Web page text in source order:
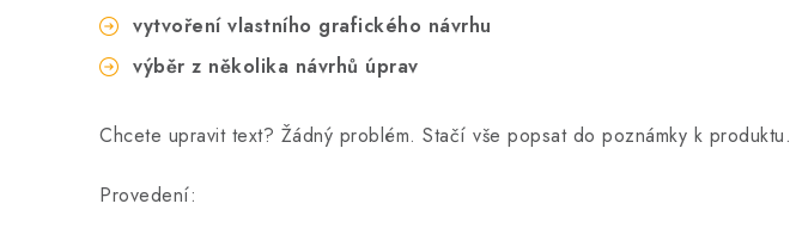
vytvoření vlastního grafického návrhu
výběr z několika návrhů úprav
Chcete upravit text? Žádný problém. Stačí vše popsat do poznámky k produktu.
Provedení: